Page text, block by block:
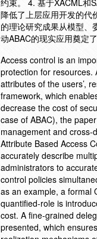
约束。 4. 基于XACML和
降低了上层应用开发的代
的理论研究成果从模型、
动ABAC的现实应用奠定了
Access control is an
protection for resources.
attributes of the users’,
framework, which
decrease the cost of
case of ABAC), the
management and cross-
Attribute Based Access
accurately describe
administrators to
control policies
as an example, a formal
quantified-role is
cost. A fine-grained
presented, which